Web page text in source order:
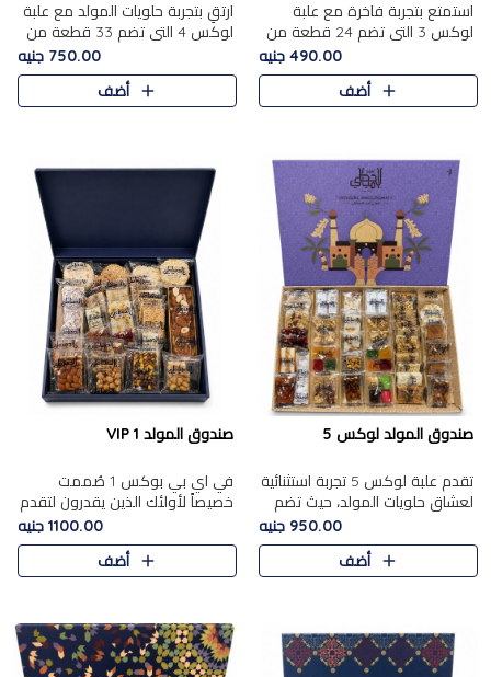
استمتع بتجربة فاخرة مع علبة
لوكس 3 التي تضم 24 قطعة من
أشهر حلويات المولد الشرقية
المختارة بعناية. تحتوي التشكيلة
على الجزرية بالفول، والملب..
490.00 جنيه
أضف
ارتقِ بتجربة حلويات المولد مع علبة
لوكس 4 التي تضم 33 قطعة من
تشكيلة فاخرة ومتنوعة من أشهر
الأصناف الشرقية. تحتوي العلبة على
الجزرية بالفول،..
750.00 جنيه
أضف
صندوق المولد لوكس 5
تقدم علبة لوكس 5 تجربة استثنائية
لعشاق حلويات المولد، حيث تضم
42 قطعة من تشكيلة فاخرة تجمع
بين أشهر الأصناف التقليدية وأصناف
مميزة مختارة بع..
950.00 جنيه
أضف
صندوق المولد VIP 1
في اي بي بوكس 1 صُممت
خصيصاً لأولئك الذين يقدرون لتقدم
تجربة استثنائية بوكس تجمع بين
أفخر حلويات المولد المصري مع
تشكيلة مختارة من الأصناف ..
1100.00 جنيه
أضف